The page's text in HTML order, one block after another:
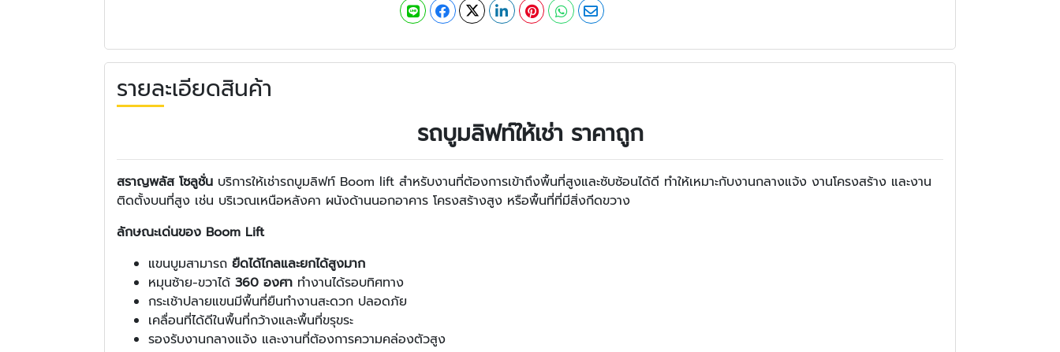
รายละเอียดสินค้า
รถบูมลิฟท์ให้เช่า ราคาถูก
สราญพลัส โซลูชั่น บริการให้เช่ารถบูมลิฟท์ Boom lift สำหรับงานที่ต้องการเข้าถึงพื้นที่สูงและซับซ้อนได้ดี ทำให้เหมาะกับงานกลางแจ้ง งานโครงสร้าง และงาน
ติดตั้งบนที่สูง เช่น บริเวณเหนือหลังคา ผนังด้านนอกอาคาร โครงสร้างสูง หรือพื้นที่ที่มีสิ่งกีดขวาง
ลักษณะเด่นของ Boom Lift
แขนบูมสามารถ ยืดได้ไกลและยกได้สูงมาก
หมุนซ้าย-ขวาได้ 360 องศา ทำงานได้รอบทิศทาง
กระเช้าปลายแขนมีพื้นที่ยืนทำงานสะดวก ปลอดภัย
เคลื่อนที่ได้ดีในพื้นที่กว้างและพื้นที่ขรุขระ
รองรับงานกลางแจ้ง และงานที่ต้องการความคล่องตัวสูง